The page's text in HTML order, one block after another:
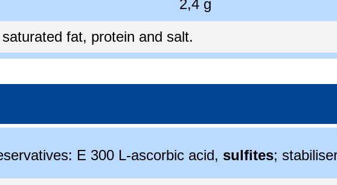
2,4 g
fat, protein and salt.
E 300 L-ascorbic acid, sulfites;